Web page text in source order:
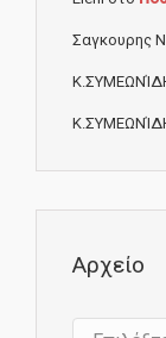
Σαγκουρης
Αρχείο